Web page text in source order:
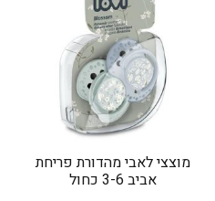
מוצצי לאבי מהדורת פריחת
אביב 3-6 כחול